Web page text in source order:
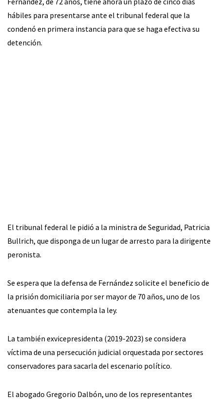
hábiles para presentarse ante el tribunal federal que la
condenó en primera instancia para que se haga efectiva su
detención.
El tribunal federal le pidió a la ministra de Seguridad, Patricia
Bullrich, que disponga de un lugar de arresto para la dirigente
peronista.
Se espera que la defensa de Fernández solicite el beneficio de
la prisión domiciliaria por ser mayor de 70 años, uno de los
atenuantes que contempla la ley.
La también exvicepresidenta (2019-2023) se considera
víctima de una persecución judicial orquestada por sectores
conservadores para sacarla del escenario político.
El abogado Gregorio Dalbón, uno de los representantes